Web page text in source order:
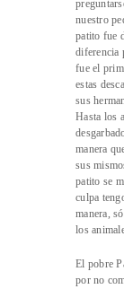
nuestro
patito fue
diferencia
fue el
estas
sus
Hasta los
manera
sus
patito se
culpa
manera,
los
El pobre
por no